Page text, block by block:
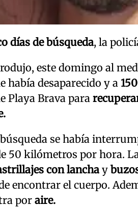
días de búsqueda, la
este domingo al
había desaparecido y a
Playa Brava para
se había
50 kilómetros por hora.
con lanchay
encontrar el cuerpo.
por aire.